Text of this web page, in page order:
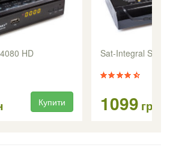
HD
Купити
Sat-Integral S-
1099 грн